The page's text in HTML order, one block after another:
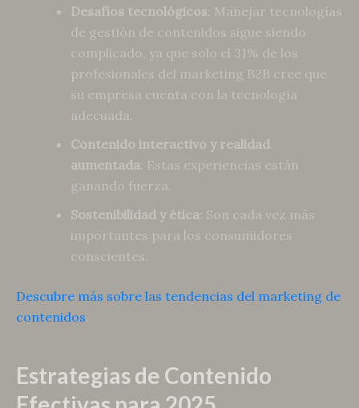
Desafíos tecnológicos: Manejar tecnologías
de gestión de contenidos sigue siendo
complicado, ya que solo el 31% de los
profesionales del marketing B2B cree que
su empresa cuenta con la tecnología
adecuada.
Contenido interactivo y realidad
aumentada: Estas experiencias están
ganando fuerza.
Sostenibilidad y ética: Son cada vez más
importantes para los consumidores
conscientes.
Descubre más sobre las tendencias del marketing de
contenidos
Estrategias de Contenido